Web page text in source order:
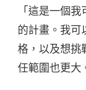
「這是一個
的計畫。我可
格，以及想挑
任範圍也更大